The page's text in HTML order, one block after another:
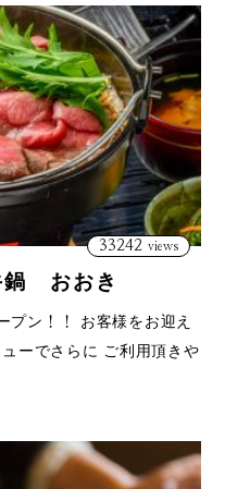
33242 views
おおき
プン！！ お客様をお迎え
ーでさらに ご利用頂きや